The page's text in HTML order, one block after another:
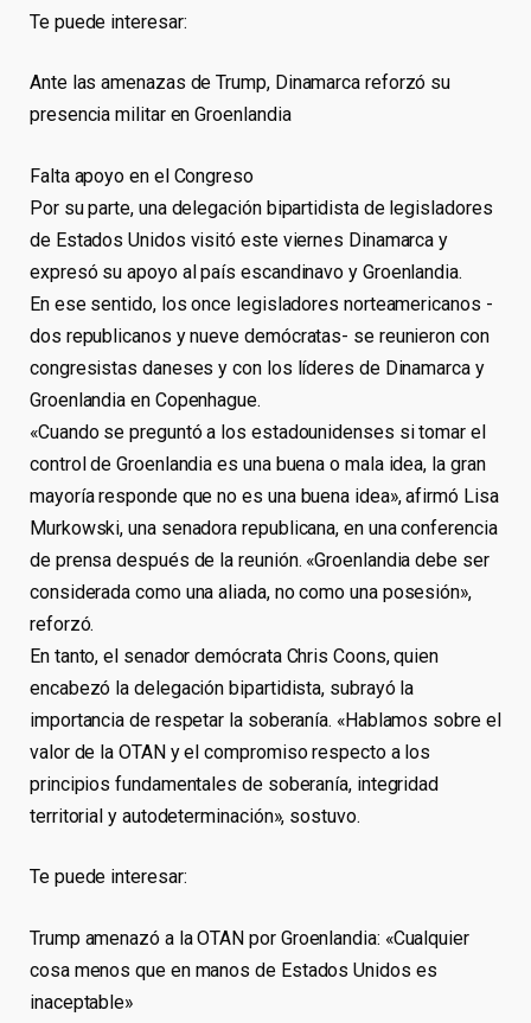
Te puede interesar:
Ante las amenazas de Trump, Dinamarca reforzó su
presencia militar en Groenlandia
Falta apoyo en el Congreso
Por su parte, una delegación bipartidista de legisladores
de Estados Unidos visitó este viernes Dinamarca y
expresó su apoyo al país escandinavo y Groenlandia.
En ese sentido, los once legisladores norteamericanos -
dos republicanos y nueve demócratas- se reunieron con
congresistas daneses y con los líderes de Dinamarca y
Groenlandia en Copenhague.
«Cuando se preguntó a los estadounidenses si tomar el
control de Groenlandia es una buena o mala idea, la gran
mayoría responde que no es una buena idea», afirmó Lisa
Murkowski, una senadora republicana, en una conferencia
de prensa después de la reunión. «Groenlandia debe ser
considerada como una aliada, no como una posesión»,
reforzó.
En tanto, el senador demócrata Chris Coons, quien
encabezó la delegación bipartidista, subrayó la
importancia de respetar la soberanía. «Hablamos sobre el
valor de la OTAN y el compromiso respecto a los
principios fundamentales de soberanía, integridad
territorial y autodeterminación», sostuvo.
Te puede interesar:
Trump amenazó a la OTAN por Groenlandia: «Cualquier
cosa menos que en manos de Estados Unidos es
inaceptable»